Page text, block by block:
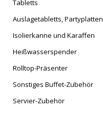
Tabletts
Auslagetabletts, Partyplatten
Isolierkanne und Karaffen
Heißwasserspender
Rolltop-Präsenter
Sonstiges Buffet-Zubehör
Servier-Zubehör